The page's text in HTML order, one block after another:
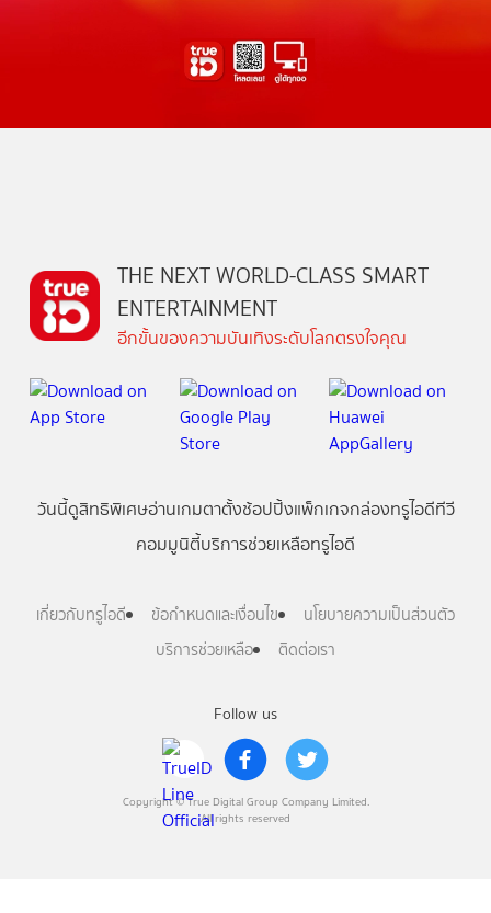
Follow us
Copyright © True Digital Group Company Limited.
All rights reserved
THE NEXT WORLD-CLASS SMART
ENTERTAINMENT
อีกขั้นของความบันเทิงระดับโลกตรงใจคุณ
วันนี้ดูสิทธิพิเศษอ่านเกมตาตั้งช้อปปิ้งแพ็กเกจกล่องทรูไอดีทีวี
คอมมูนิตี้บริการช่วยเหลือทรูไอดี
เกี่ยวกับทรูไอดี ข้อกำหนดและเงื่อนไข
นโยบายความเป็นส่วนตัว
บริการช่วยเหลือ
ติดต่อเรา